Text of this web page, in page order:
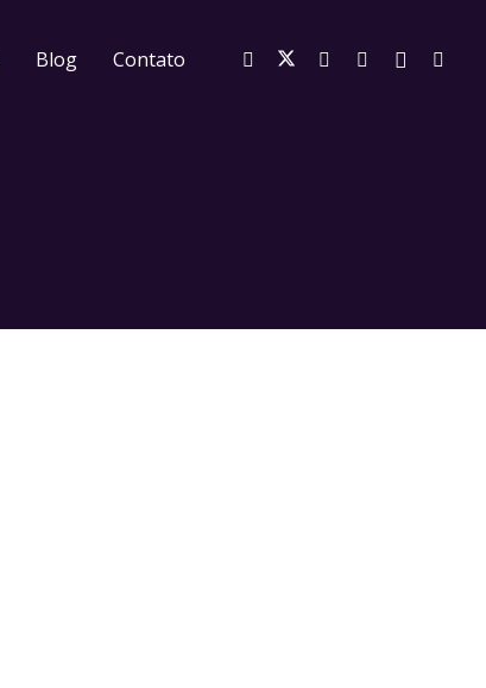
Blog Contato